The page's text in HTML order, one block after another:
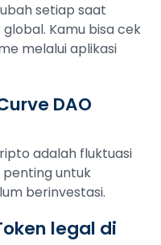
setiap saat
Kamu bisa cek
melalui aplikasi
DAO
adalah fluktuasi
penting untuk
berinvestasi.
legal di